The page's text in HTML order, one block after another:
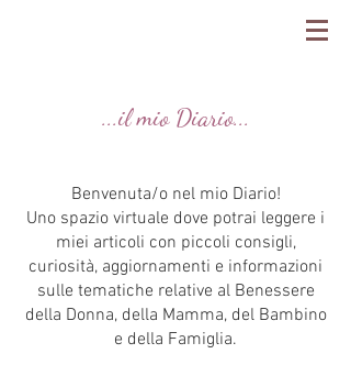
...il mio Diario...
Benvenuta/o nel mio Diario!
Uno spazio virtuale dove potrai leggere i
miei articoli con piccoli consigli,
curiosità, aggiornamenti e informazioni
sulle tematiche relative al Benessere
della Donna, della Mamma, del Bambino
e della Famiglia.